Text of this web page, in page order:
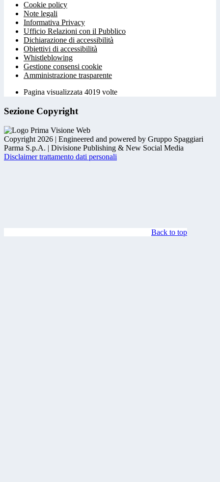
Cookie policy
Note legali
Informativa Privacy
Ufficio Relazioni con il Pubblico
Dichiarazione di accessibilità
Obiettivi di accessibilità
Whistleblowing
Gestione consensi cookie
Amministrazione trasparente
Pagina visualizzata 4019 volte
Sezione Copyright
Copyright 2026 | Engineered and powered by Gruppo Spaggiari
Parma S.p.A. | Divisione Publishing & New Social Media
Disclaimer trattamento dati personali
Back to top